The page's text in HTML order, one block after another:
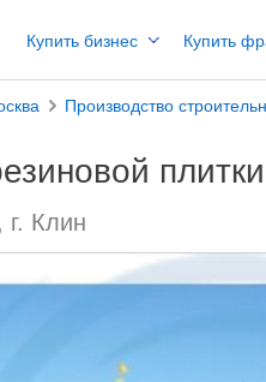
Купить бизнес Купить
Производство
плитки
Клин